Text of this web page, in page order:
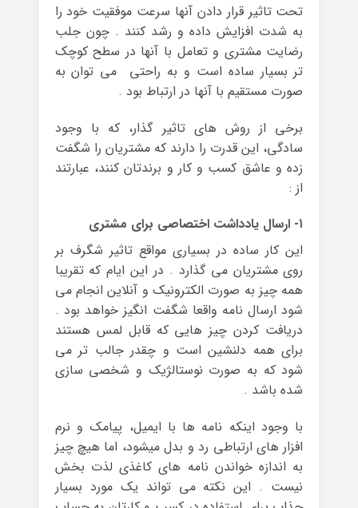
تحت تاثیر قرار دادن آنها سرعت موفقیت خود را
به شدت افزایش داده و رشد کنند . چون جلب
رضایت مشتری و تعامل با آنها در سطح کوچک
تر بسیار ساده است و به راحتی می توان به
صورت مستقیم با آنها در ارتباط بود .
برخی از روش های تاثیر گذار، که با وجود
سادگی، این قدرت را دارند که مشتریان را شگفت
زده و عاشق کسب و کار و برندتان کنند، عبارتند
از :
۱- ارسال یادداشت اختصاصی برای مشتری
این کار ساده در بسیاری مواقع تاثیر شگرف بر
روی مشتریان می گذارد . در این ایام که تقریبا
همه چیز به صورت الکترونیک و آنلاین انجام می
شود ارسال نامه واقعا شگفت انگیز خواهد بود .
دریافت کردن چیز هایی که قابل لمس هستند
برای همه دلنشین است و چقدر جالب تر می
شود که به صورت نوستالژیک و شخصی سازی
شده باشد .
با وجود اینکه نامه ها با ایمیل، پیامک و نرم
افزار های ارتباطی رد و بدل میشود، اما هیچ چیز
به اندازه خواندن نامه های کاغذی لذت بخش
نیست . این نکته می تواند یک مورد بسیار